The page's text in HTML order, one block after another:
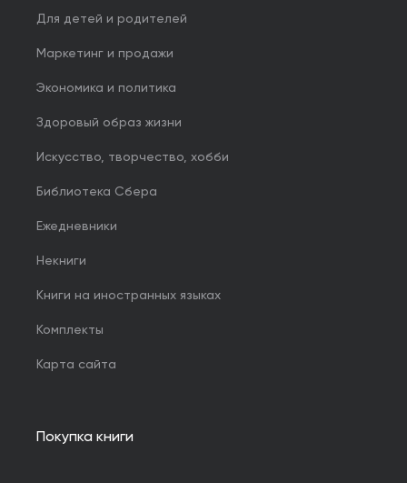
Для детей и родителей
Маркетинг и продажи
Экономика и политика
Здоровый образ жизни
Искусство, творчество, хобби
Библиотека Сбера
Ежедневники
Некниги
Книги на иностранных языках
Комплекты
Карта сайта
Покупка книги